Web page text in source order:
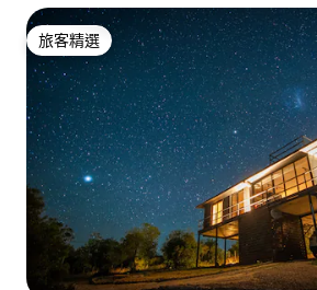
旅客精選
旅客精選